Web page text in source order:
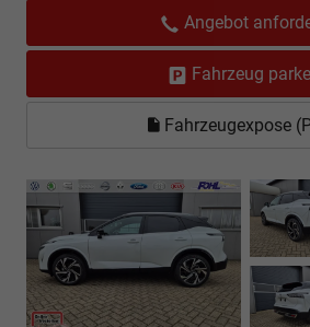
Angebot
Fahrzeug
Fahrzeugexpose